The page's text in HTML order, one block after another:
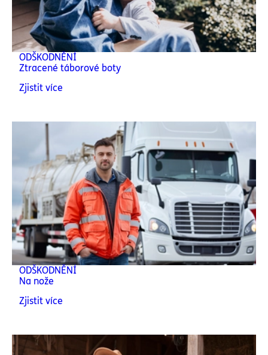
ODŠKODNĚNÍ
Ztracené táborové boty
Zjistit více
ODŠKODNĚNÍ
Na nože
Zjistit více